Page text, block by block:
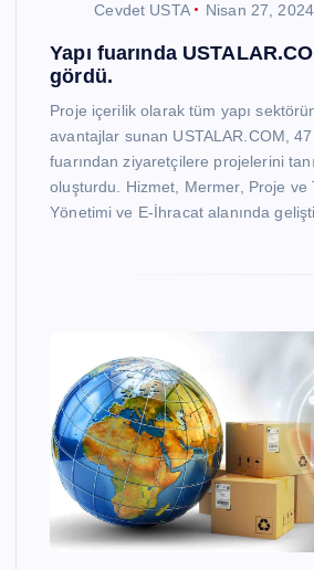
Cevdet USTA Nisan 27, 2024
Yapı fuarında
gördü.
Proje içerilik olarak tüm yapı
avantajlar sunan USTALAR.COM,
fuarından ziyaretçilere projelerini
oluşturdu. Hizmet, Mermer, Proje ve
Yönetimi ve E-İhracat alanında